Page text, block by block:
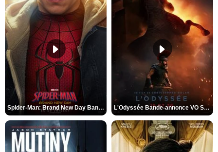
Spider-Man: Brand New Day Bande-annonce VO STFR L'Odyssée Bande-annonce VO STFR